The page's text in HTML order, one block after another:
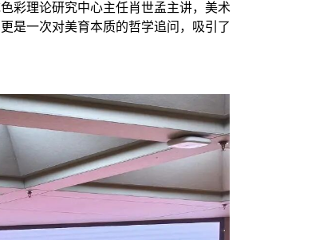
彩理论研究中心主任肖世孟主讲，美术
是一次对美育本质的哲学追问，吸引了